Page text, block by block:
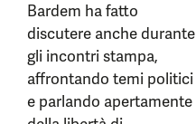
Bardem ha fatto
discutere anche durante
gli incontri stampa,
affrontando temi politici
e parlando apertamente